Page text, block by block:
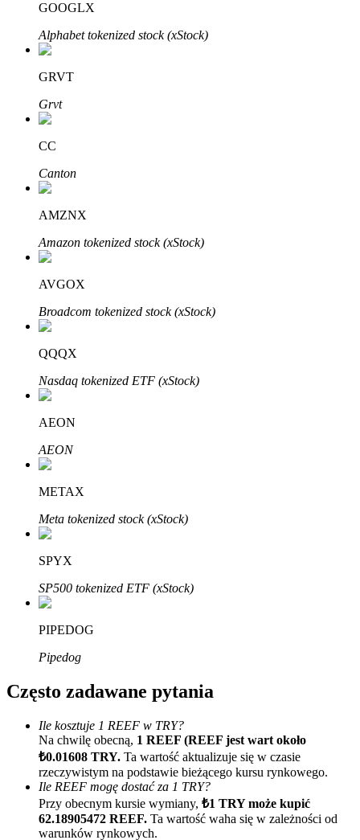
Automatyczna inwestycja
Zdobądź długoterminowy zysk i elastyczne zainteresowania
Naucz się stakingu
Dowiedz się, jak uzyskać dochód pasywny
Bitrue
Bitruści Partnerzy
Afiliaci Bitrue
Aż do 65% prowizji!
GOOGLX
Alphabet tokenized stock (xStock)
GRVT
Grvt
CC
Canton
AMZNX
Amazon tokenized stock (xStock)
AVGOX
Broadcom tokenized stock (xStock)
QQQX
Nasdaq tokenized ETF (xStock)
AEON
AEON
METAX
Meta tokenized stock (xStock)
SPYX
SP500 tokenized ETF (xStock)
PIPEDOG
Pipedog
Często zadawane pytania
Ile kosztuje 1 REEF w TRY?
Na chwilę obecną, 1 REEF (REEF jest wart około
₺0.01608 TRY. Ta wartość aktualizuje się w czasie
rzeczywistym na podstawie bieżącego kursu rynkowego.
Ile REEF mogę dostać za 1 TRY?
Przy obecnym kursie wymiany, ₺1 TRY może kupić
62.18905472 REEF. Ta wartość waha się w zależności od
warunków rynkowych.